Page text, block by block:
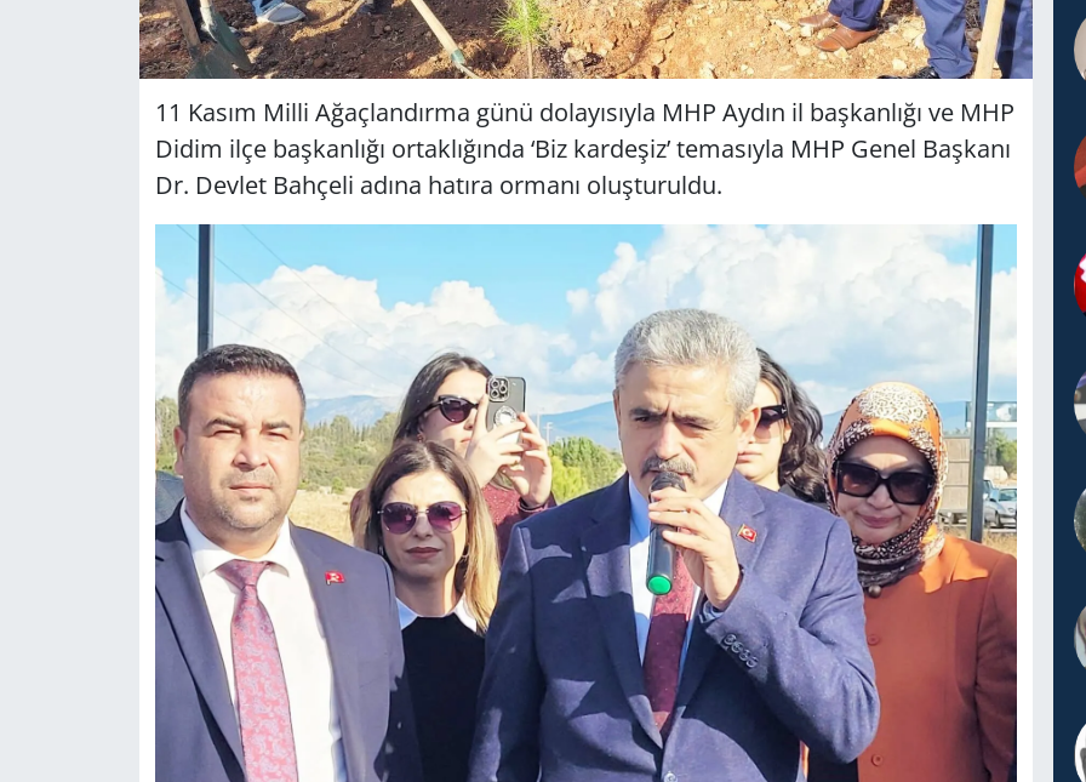
11 Kasım Milli Ağaçlandırma günü dolayısıyla MHP Aydın il başkanlığı ve MHP
Didim ilçe başkanlığı ortaklığında ‘Biz kardeşiz’ temasıyla MHP Genel Başkanı
Dr. Devlet Bahçeli adına hatıra ormanı oluşturuldu.
SAĞLIK